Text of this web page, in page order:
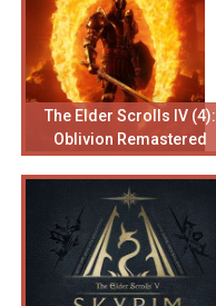
The Elder Scrolls IV (4):
Oblivion Remastered